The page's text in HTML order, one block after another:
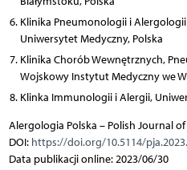
Klinika Pneumonologii i Alergologii
Uniwersytet Medyczny, Polska
Klinika Chorób Wewnętrznych,
Wojskowy Instytut Medyczny we
Klinka Immunologii i Alergii,
Alergologia Polska – Polish Journal
DOI: https://doi.org/10.5114/
Data publikacji online: 2023/06/30